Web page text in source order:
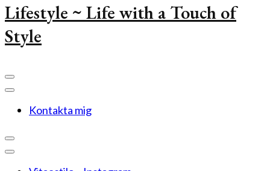
Lifestyle ~ Life with a Touch of
Style
Kontakta mig